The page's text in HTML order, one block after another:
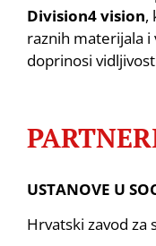
Division4 vision,
raznih materijala i
doprinosi
USTANOVE U
Hrvatski zavod za